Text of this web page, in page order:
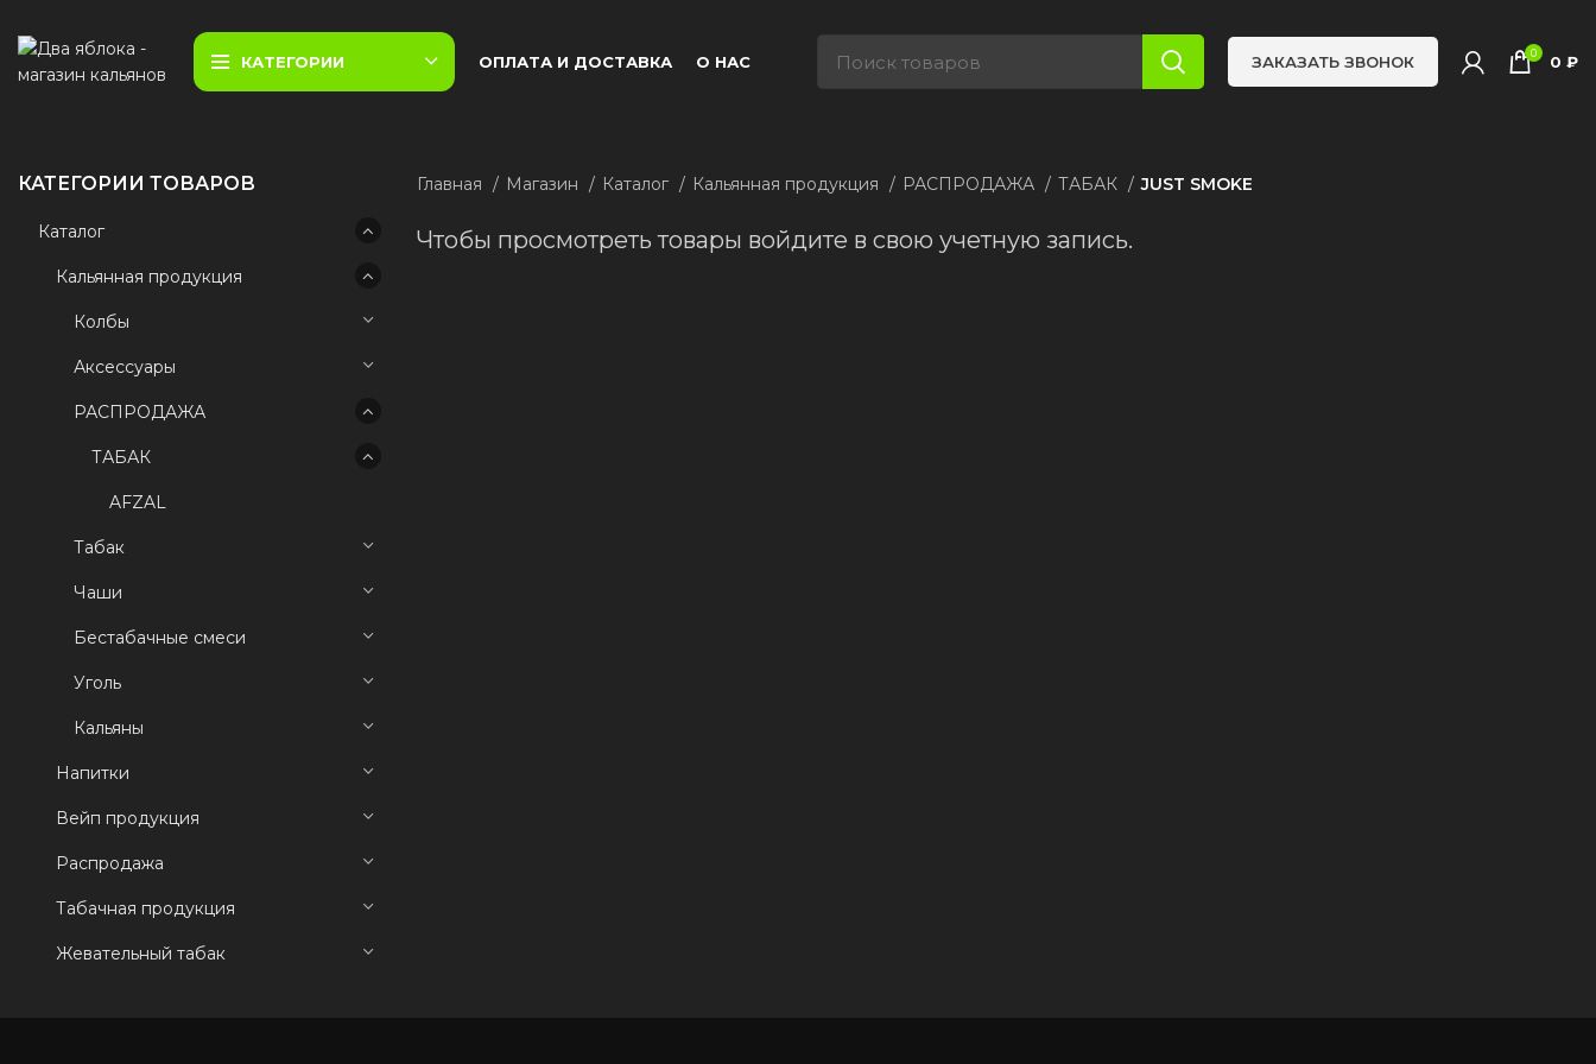
КАТЕГОРИИ ОПЛАТА И ДОСТАВКА О НАС ЗАКАЗАТЬ ЗВОНОК 0 0 ₽
Главная Магазин Каталог Кальянная продукция РАСПРОДАЖА ТАБАК JUST SMOKE
Чтобы просмотреть товары войдите в свою учетную запись.
КАТЕГОРИИ ТОВАРОВ
Каталог
Кальянная продукция
Колбы
Аксессуары
РАСПРОДАЖА
ТАБАК
AFZAL
Табак
Чаши
Бестабачные смеси
Уголь
Кальяны
Напитки
Вейп продукция
Распродажа
Табачная продукция
Жевательный табак